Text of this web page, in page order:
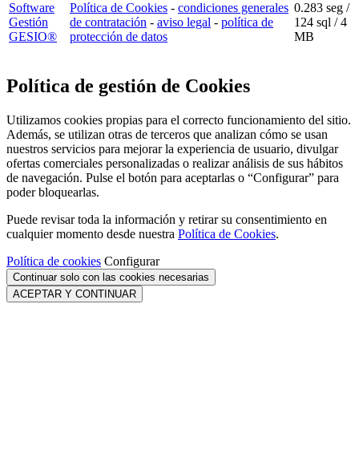
Software
Gestión
GESIO®
Política de Cookies - condiciones generales
de contratación - aviso legal - política de
protección de datos
0.283 seg /
124 sql / 4
MB
Política de gestión de Cookies
Utilizamos cookies propias para el correcto funcionamiento del sitio.
Además, se utilizan otras de terceros que analizan cómo se usan
nuestros servicios para mejorar la experiencia de usuario, divulgar
ofertas comerciales personalizadas o realizar análisis de sus hábitos
de navegación. Pulse el botón para aceptarlas o “Configurar” para
poder bloquearlas.
Puede revisar toda la información y retirar su consentimiento en
cualquier momento desde nuestra Política de Cookies.
Política de cookies Configurar
Continuar solo con las cookies necesarias
ACEPTAR Y CONTINUAR